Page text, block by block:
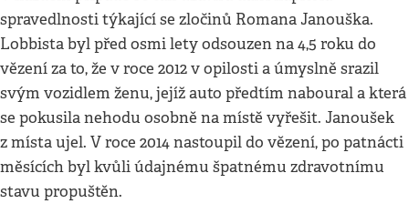
spravedlnosti týkající se zločinů Romana Janouška.
Lobbista byl před osmi lety odsouzen na 4,5 roku do
vězení za to, že v roce 2012 v opilosti a úmyslně srazil
svým vozidlem ženu, jejíž auto předtím naboural a která
se pokusila nehodu osobně na místě vyřešit. Janoušek
z místa ujel. V roce 2014 nastoupil do vězení, po patnácti
měsících byl kvůli údajnému špatnému zdravotnímu
stavu propuštěn.